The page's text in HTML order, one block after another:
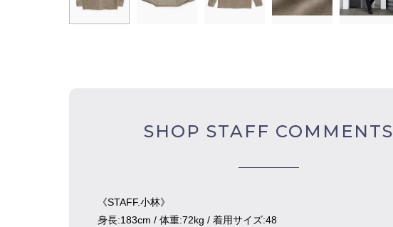
SHOP STAFF COMMENTS
《STAFF.小林》
身長:︎︎183︎cm / 体重:72︎kg / 着用サイズ:︎︎48︎